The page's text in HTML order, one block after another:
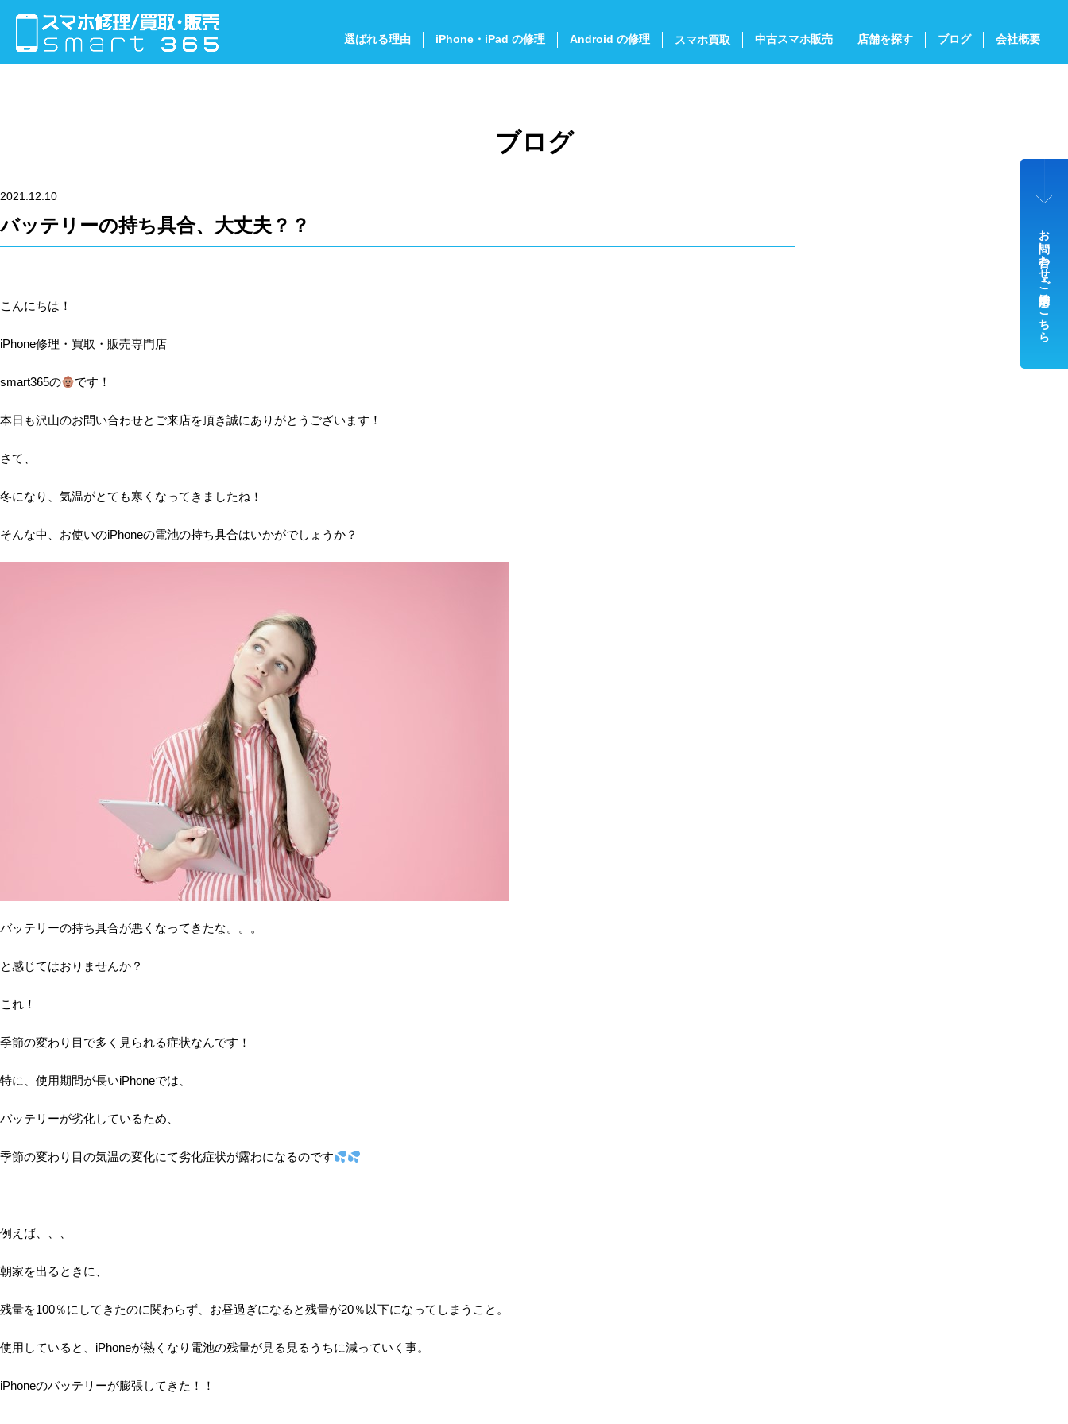
選ばれる理由 iPhone・iPad の修理 Android の修理 スマホ買取 中古スマホ販売 店舗を探す ブログ 会社概要
ブログ
2021.12.10
バッテリーの持ち具合、大丈夫？？
こんにちは！
iPhone修理・買取・販売専門店
smart365の です！
本日も沢山のお問い合わせとご来店を頂き誠にありがとうございます！
さて、
冬になり、気温がとても寒くなってきましたね！
そんな中、お使いのiPhoneの電池の持ち具合はいかがでしょうか？
バッテリーの持ち具合が悪くなってきたな。。。
と感じてはおりませんか？
これ！
季節の変わり目で多く見られる症状なんです！
特に、使用期間が長いiPhoneでは、
バッテリーが劣化しているため、
季節の変わり目の気温の変化にて劣化症状が露わになるのです
例えば、、、
朝家を出るときに、
残量を100％にしてきたのに関わらず、お昼過ぎになると残量が20％以下になってしまうこと。
使用していると、iPhoneが熱くなり電池の残量が見る見るうちに減っていく事。
iPhoneのバッテリーが膨張してきた！！
お問い合わせ・ご来店予約はこちら